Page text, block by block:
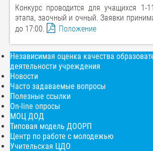
Конкурс проводится для учащихся 1-
этапа, заочный и очный. Заявки
до 17:00.
Положение
Независимая оценка качества
деятельности учреждения
Новости
Часто задаваемые вопросы
Полезные ссылки
On-line опросы
МОЦ ДОД
Типовая модель ДООРП
Центр по работе с молодежью
Учительская ЦДО